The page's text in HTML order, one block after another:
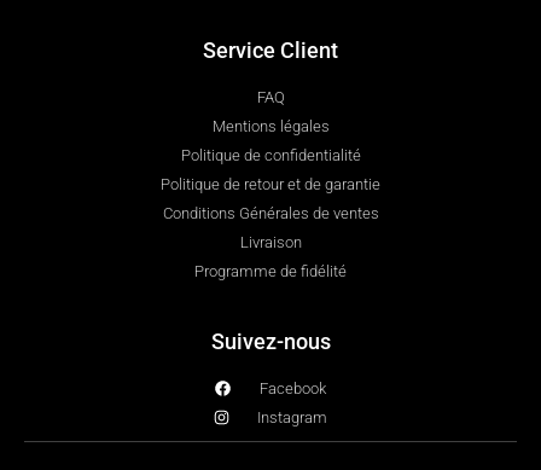
Service Client
FAQ
Mentions légales
Politique de confidentialité
Politique de retour et de garantie
Conditions Générales de ventes
Livraison
Programme de fidélité
Suivez-nous
Facebook
Instagram